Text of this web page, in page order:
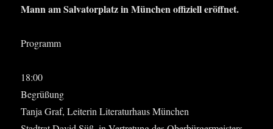
Mann am Sal­va­tor­platz in Mün­chen offi­zi­ell eröff­net.
Pro­gramm
18:00
Begrü­ßung
Tan­ja Graf, Lei­te­rin Lite­ra­tur­haus Mün­chen